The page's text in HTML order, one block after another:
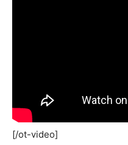
[/ot-video]